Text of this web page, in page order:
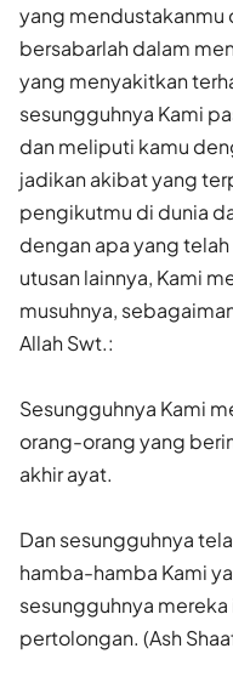
yang mendusta­kanmu
bersabarlah dalam
yang menyakitkan
sesungguhnya Kami
dan meliputi kamu
jadikan akibat yang
pengikutmu di dunia
dengan apa yang
utusan lainnya, Kami
musuhnya,
Allah Swt.:
Sesungguhnya Kami
orang-orang yang
akhir ayat.
Dan sesungguhnya
hamba-hamba Kami
sesungguhnya
pertolongan. (Ash